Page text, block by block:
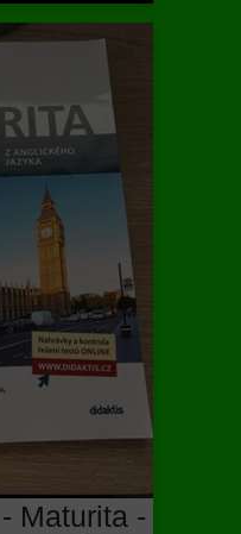
Maturita -